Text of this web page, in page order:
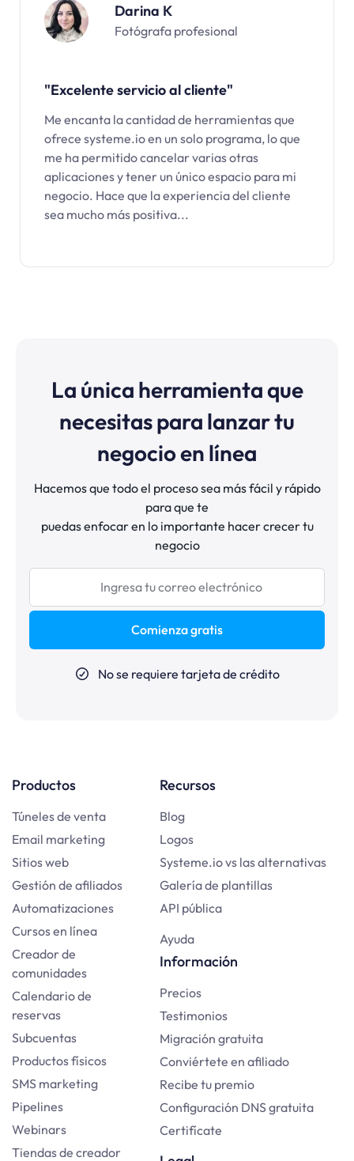
Darina K
Fotógrafa profesional
"Excelente servicio al cliente"
Me encanta la cantidad de herramientas que
ofrece systeme.io en un solo programa, lo que
me ha permitido cancelar varias otras
aplicaciones y tener un único espacio para mi
negocio. Hace que la experiencia del cliente
sea mucho más positiva...
La única herramienta que
necesitas para lanzar tu
negocio en línea
Hacemos que todo el proceso sea más fácil y rápido
para que te
puedas enfocar en lo importante hacer crecer tu
negocio
Comienza gratis
No se requiere tarjeta de crédito
Productos
Túneles de venta
Email marketing
Sitios web
Gestión de afiliados
Automatizaciones
Cursos en línea
Creador de
comunidades
Calendario de
reservas
Subcuentas
Productos físicos
SMS marketing
Pipelines
Webinars
Tiendas de creador
Recursos
Blog
Logos
Systeme.io vs las alternativas
Galería de plantillas
API pública
Ayuda
Información
Precios
Testimonios
Migración gratuita
Conviértete en afiliado
Recibe tu premio
Configuración DNS gratuita
Certifícate